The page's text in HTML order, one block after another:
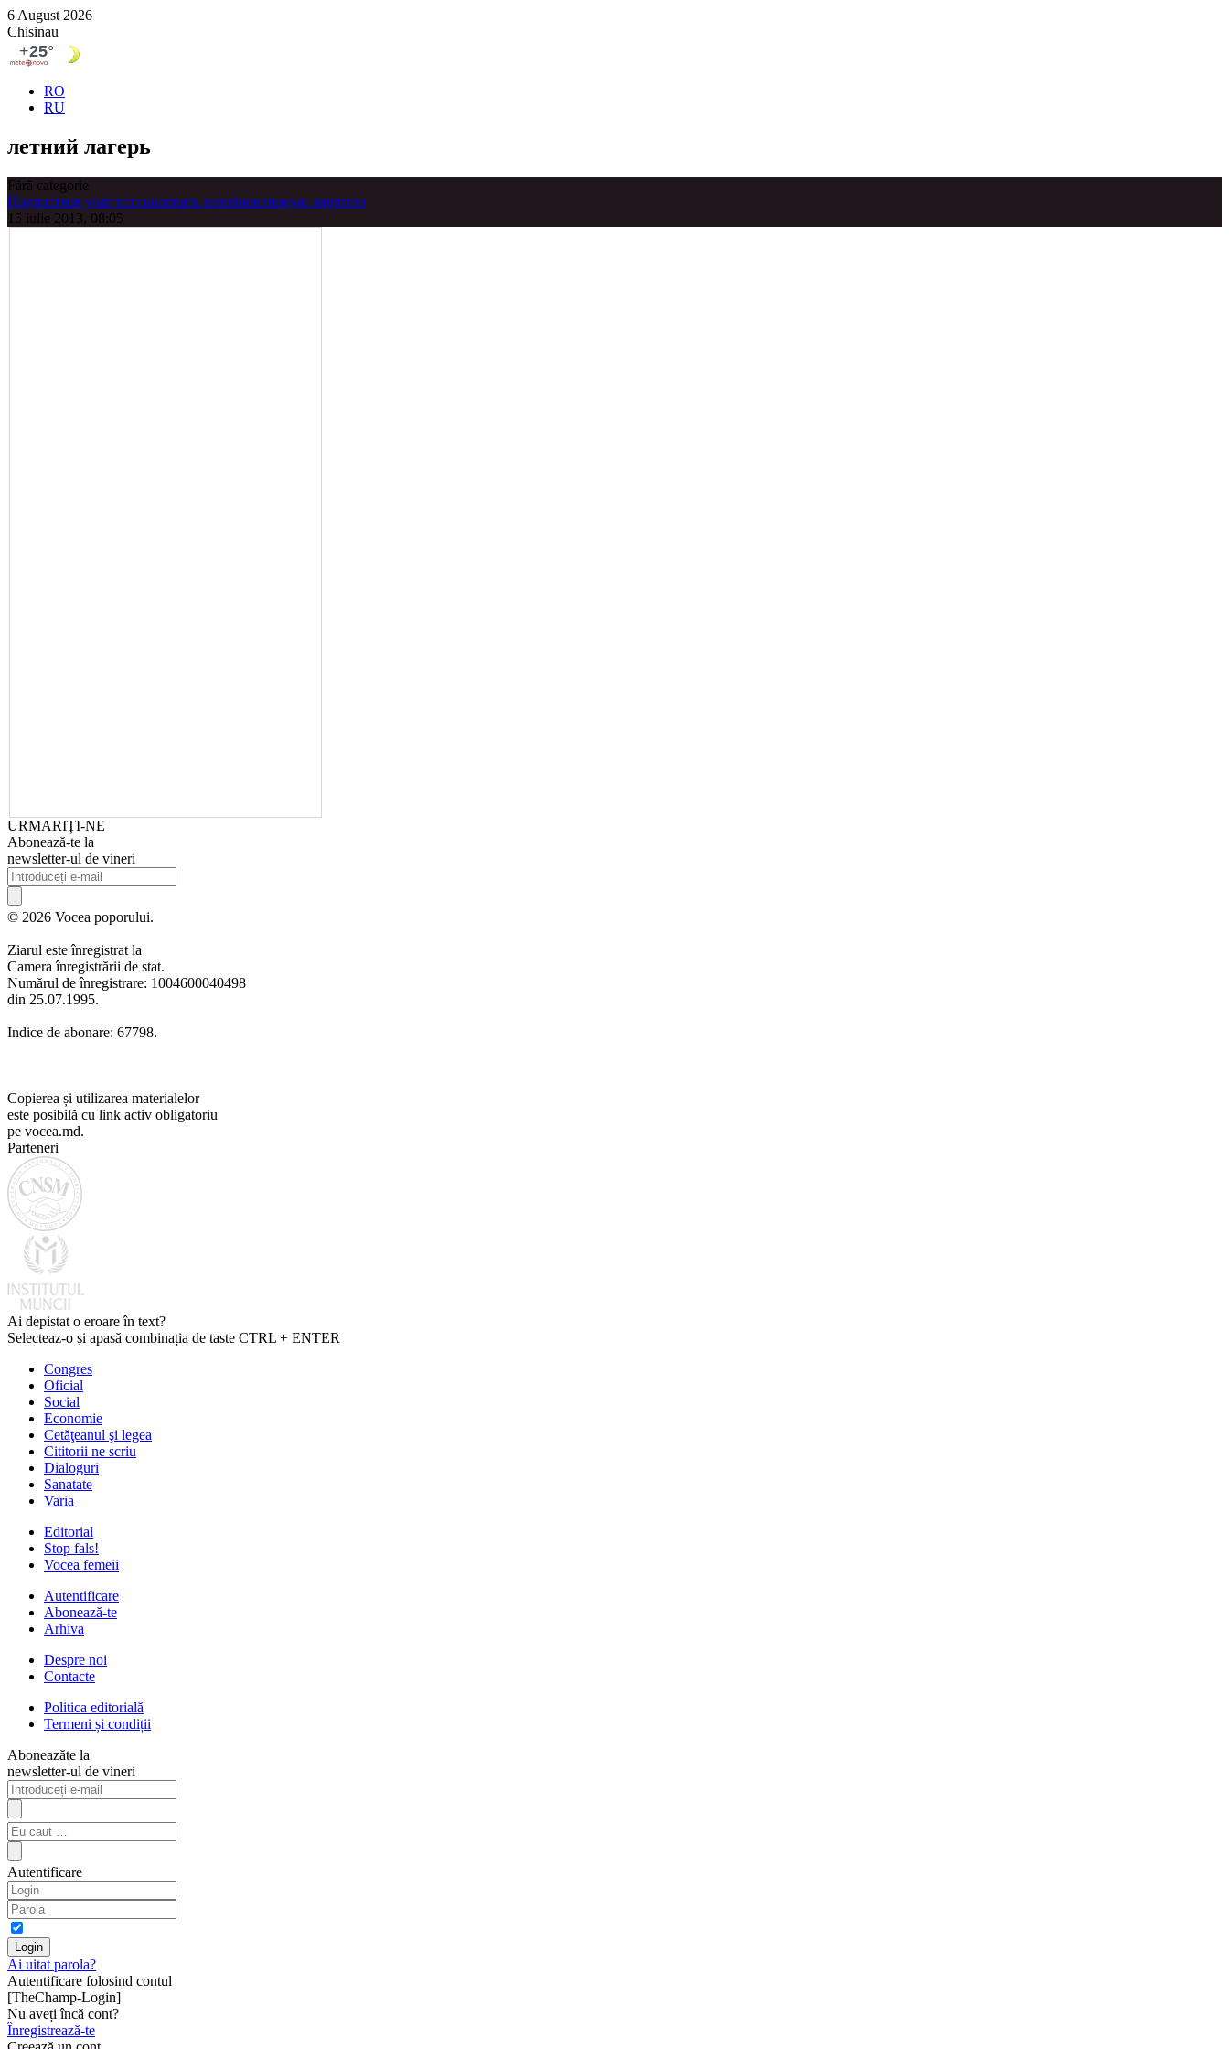
6 August 2026
Chisinau
RO
RU
летний лагерь
Fără categorie
Подростков учат использовать возобновляемую энергию
15 iulie 2013, 08:05
URMARIȚI-NE
Abonează-te la
newsletter-ul de vineri
© 2026 Vocea poporului.
Ziarul este înregistrat la
Camera înregistrării de stat.
Numărul de înregistrare: 1004600040498
din 25.07.1995.
Indice de abonare: 67798.
Copierea și utilizarea materialelor
este posibilă cu link activ obligatoriu
pe vocea.md.
Parteneri
Ai depistat o eroare în text?
Selecteaz-o și apasă combinația de taste CTRL + ENTER
Congres
Oficial
Social
Economie
Cetăţeanul şi legea
Cititorii ne scriu
Dialoguri
Sanatate
Varia
Editorial
Stop fals!
Vocea femeii
Autentificare
Abonează-te
Arhiva
Despre noi
Contacte
Politica editorială
Termeni și condiții
Aboneazăte la
newsletter-ul de vineri
Autentificare
Ai uitat parola?
Autentificare folosind contul
[TheChamp-Login]
Nu aveți încă cont?
Înregistrează-te